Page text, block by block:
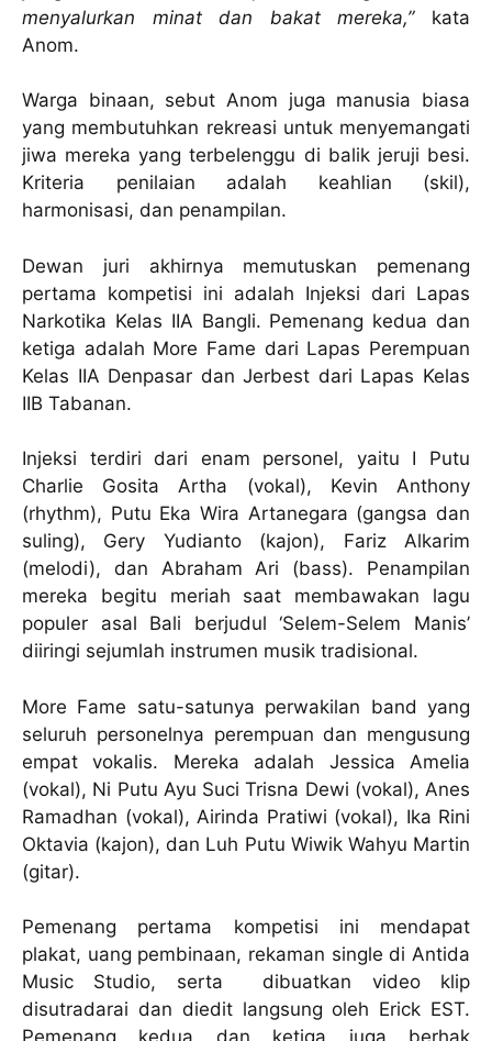
menyalurkan minat dan bakat mereka,”kata
Anom.
Warga binaan, sebut Anom juga manusia biasa
yang membutuhkan rekreasi untuk menyemangati
jiwa mereka yang terbelenggu di balik jeruji besi.
Kriteria penilaian adalah keahlian (skil),
harmonisasi, dan penampilan.
Dewan juri akhirnya memutuskan pemenang
pertama kompetisi ini adalah Injeksi dari Lapas
Narkotika Kelas IIA Bangli. Pemenang kedua dan
ketiga adalah More Fame dari Lapas Perempuan
Kelas IIA Denpasar dan Jerbest dari Lapas Kelas
IIB Tabanan.
Injeksi terdiri dari enam personel, yaitu I Putu
Charlie Gosita Artha (vokal), Kevin Anthony
(rhythm), Putu Eka Wira Artanegara (gangsa dan
suling), Gery Yudianto (kajon), Fariz Alkarim
(melodi), dan Abraham Ari (bass). Penampilan
mereka begitu meriah saat membawakan lagu
populer asal Bali berjudul ‘Selem-Selem Manis’
diiringi sejumlah instrumen musik tradisional.
More Fame satu-satunya perwakilan band yang
seluruh personelnya perempuan dan mengusung
empat vokalis. Mereka adalah Jessica Amelia
(vokal), Ni Putu Ayu Suci Trisna Dewi (vokal), Anes
Ramadhan (vokal), Airinda Pratiwi (vokal), Ika Rini
Oktavia (kajon), dan Luh Putu Wiwik Wahyu Martin
(gitar).
Pemenang pertama kompetisi ini mendapat
plakat, uang pembinaan, rekaman single di Antida
Music Studio, serta dibuatkan video klip
disutradarai dan diedit langsung oleh Erick EST.